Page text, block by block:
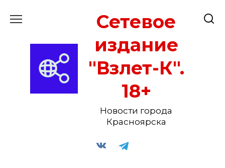
Сетевое
издание
"Взлет-К".
18+
Новости города
Красноярска